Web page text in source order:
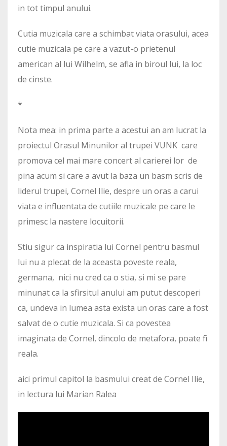
in tot timpul anului.
Cutia muzicala care a schimbat viata orasului, acea
cutie muzicala pe care a vazut-o prietenul
american al lui Wilhelm, se afla in biroul lui, la loc
de cinste.
*
Nota mea: in prima parte a acestui an am lucrat la
proiectul Orasul Minunilor al trupei VUNK care
promova cel mai mare concert al carierei lor de
pina acum si care a avut la baza un basm scris de
liderul trupei, Cornel Ilie, despre un oras a carui
viata e influentata de cutiile muzicale pe care le
primesc la nastere locuitorii.
Stiu sigur ca inspiratia lui Cornel pentru basmul
lui nu a plecat de la aceasta poveste reala,
germana, nici nu cred ca o stia, si mi se pare
minunat ca la sfirsitul anului am putut descoperi
ca, undeva in lumea asta exista un oras care a fost
salvat de o cutie muzicala. Si ca povestea
imaginata de Cornel, dincolo de metafora, poate fi
reala.
aici primul capitol la basmului creat de Cornel Ilie,
in lectura lui Marian Ralea